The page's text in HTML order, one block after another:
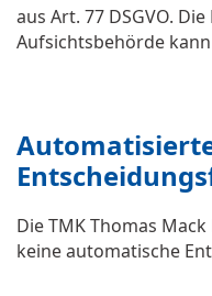
aus Art. 77 DSGVO.
Aufsichtsbehörde
Die TMK Thomas
keine automatische